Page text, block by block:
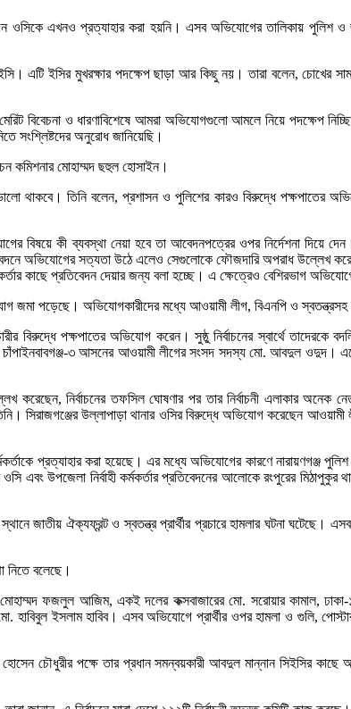
ওসিকে এখনও প্রত্যাহার করা হয়নি। এসব অভিযোগের তালিকায়
এটি ইসির মুখরক্ষার পদক্ষেপ ছাড়া আর কিছু নয়। তারা বলেন, চোখের
বিবেচনা ও ধারণাবিশেষে আমরা অভিযোগগুলো আমলে নিয়ে পদক্ষেপ
সংশ্লিষ্টদের অনুরোধ জানিয়েছি।
কমিশনার মোহাম্মদ ছহুল হোসাইন।
থাকবে। তিনি বলেন, প্রশাসন ও পুলিশের কারও বিরুদ্ধে পক্ষপাতের
কী ব্যবস্থা নেয়া হবে তা আবেদনপত্রের ওপর নির্দেশনা দিয়ে
অভিযোগের সত্যতা উঠে এলেও সেগুলোকে ফৌজদারি অপরাধ উল্লেখ
কাছে প্রতিবেদন দেয়ার জন্য বলা হচ্ছে। এ ক্ষেত্রেও বেশিরভাগ
জমা পড়েছে। অভিযোগকারীদের মধ্যে আওয়ামী লীগ, বিএনপি ও স্বতন্ত্রসহ
পক্ষপাতের অভিযোগ করেন। সুষ্ঠু নির্বাচনের স্বার্থে তাদেরকে
৩ আসনের আওয়ামী লীগের সংসদ সদস্য মো. আবদুল ওদুদ।
নির্বাচনের তফসিল ঘোষণার পর তার নির্বাচনী এলাকার অনেক
সিরাজগঞ্জের উল্লাপাড়া থানার ওসির বিরুদ্ধে অভিযোগ করেছেন
প্রত্যাহার করা হয়েছে। এর মধ্যে অভিযোগের কারণে নারায়ণগঞ্জ
ওসি এবং উপজেলা নির্বাহী কর্মকর্তার প্রতিবেদনের আলোকে রংপুরের
জাতীয় ঐক্যফ্রন্ট ও স্বতন্ত্র প্রার্থীর প্রচারে হামলার ঘটনা ঘটেছে।
নিতে বলেছে।
মোহাম্মদ ফজলুল আজিম, একই দলের কক্সবাজারের মো. সরোয়ার কামাল,
ইসলাম হাবিব। এসব অভিযোগে প্রার্থীর ওপর হামলা ও গুলি, পোস্টার
চৌধুরীর পক্ষে তার প্রধান সমন্বয়কারী আবদুল মান্নান সিইসির